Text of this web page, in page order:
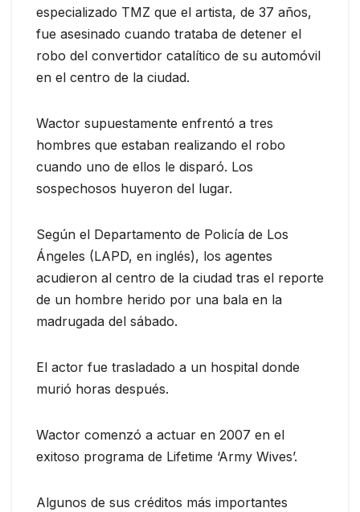
especializado TMZ que el artista, de 37 años,
fue asesinado cuando trataba de detener el
robo del convertidor catalítico de su automóvil
en el centro de la ciudad.
Wactor supuestamente enfrentó a tres
hombres que estaban realizando el robo
cuando uno de ellos le disparó. Los
sospechosos huyeron del lugar.
Según el Departamento de Policía de Los
Ángeles (LAPD, en inglés), los agentes
acudieron al centro de la ciudad tras el reporte
de un hombre herido por una bala en la
madrugada del sábado.
El actor fue trasladado a un hospital donde
murió horas después.
Wactor comenzó a actuar en 2007 en el
exitoso programa de Lifetime ‘Army Wives’.
Algunos de sus créditos más importantes